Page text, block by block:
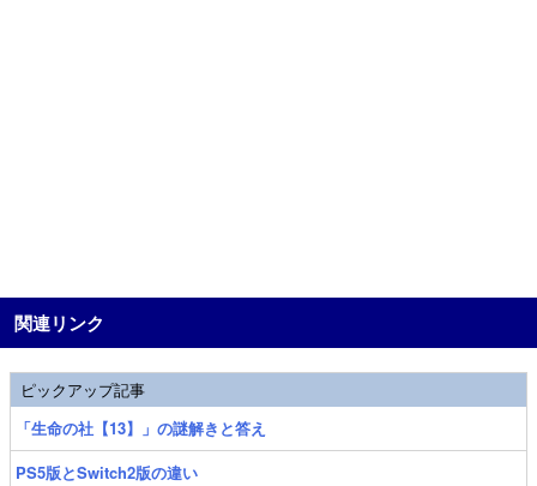
関連リンク
ピックアップ記事
「生命の社【13】」の謎解きと答え
PS5版とSwitch2版の違い